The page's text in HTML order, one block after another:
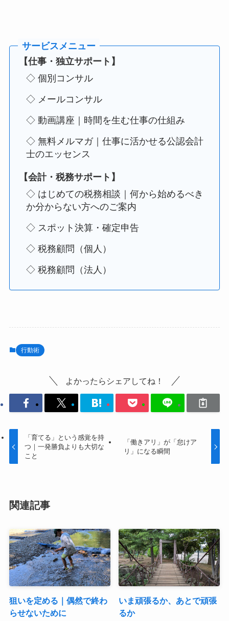
【仕事・独立サポート】
◇ 個別コンサル
◇ メールコンサル
◇ 動画講座｜時間を生む仕事の仕組み
◇ 無料メルマガ｜仕事に活かせる公認会計
士のエッセンス
【会計・税務サポート】
◇ はじめての税務相談｜何から始めるべき
か分からない方へのご案内
◇ スポット決算・確定申告
◇ 税務顧問（個人）
◇ 税務顧問（法人）
行動術
よかったらシェアしてね！
「育てる」という感覚を持
つ｜一発勝負よりも大切な
こと
「働きアリ」が「怠けア
リ」になる瞬間
関連記事
狙いを定める｜偶然で終わ
らせないために
いま頑張るか、あとで頑張
るか